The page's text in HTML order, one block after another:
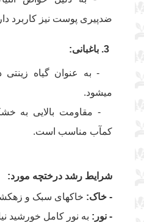
ضدپیری پوست نیز کاربرد
3. باغبانی:
- به عنوان گیاه زینتی
میشود.
- مقاومت بالایی به
کمآب مناسب است.
شرایط رشد درختچه مورد:
- خاک: خاکهای سبک و
- نور: به نور کامل خورشید